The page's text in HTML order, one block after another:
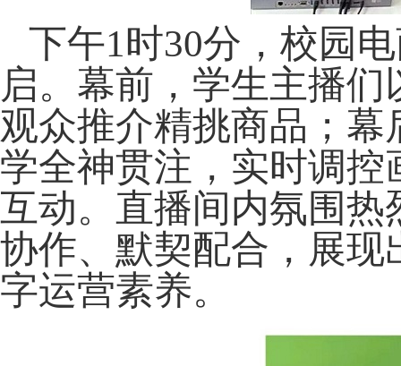
下午1时30分，校园
启。 幕前 ， 学生主播们
观众推介精挑商品；幕
学全神贯注，实时调
互动。直播间内氛围
协作、默契配合，展
字运营素养。